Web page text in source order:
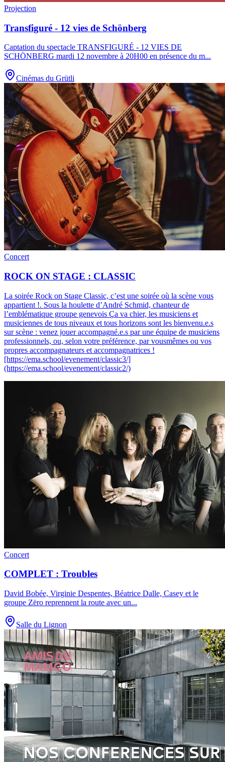
Projection
Transfiguré - 12 vies de Schönberg
Captation du spectacle TRANSFIGURÉ - 12 VIES DE
SCHÖNBERG mardi 12 novembre à 20H00 en présence du m...
Cinémas du Grütli
Concert
ROCK ON STAGE : CLASSIC
La soirée Rock on Stage Classic, c’est une soirée où la scène vous
appartient !. Sous la houlette d’André Schmid, chanteur de
l’emblématique groupe genevois Ça va chier, les musiciens et
musiciennes de tous niveaux et tous horizons sont les bienvenu.e.s
sur scène : venez jouer accompagné.e.s par une équipe de musiciens
professionnels, ou, selon votre préférence, par vousmêmes ou vos
propres accompagnateurs et accompagnatrices !
[https://ema.school/evenement/classic3/]
(https://ema.school/evenement/classic2/)
Concert
COMPLET : Troubles
David Bobée, Virginie Despentes, Béatrice Dalle, Casey et le
groupe Zëro reprennent la route avec un...
Salle du Lignon